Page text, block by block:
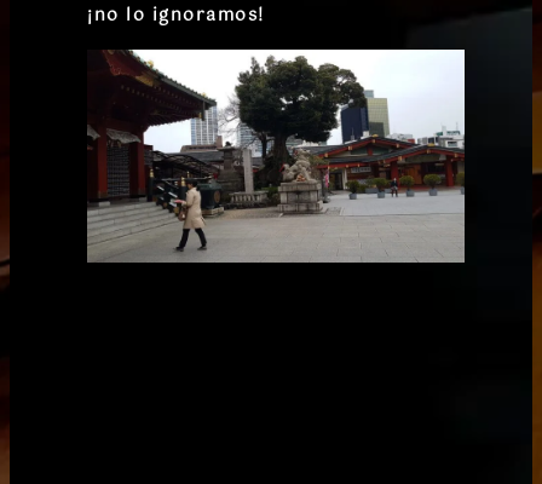
¡no lo ignoramos!